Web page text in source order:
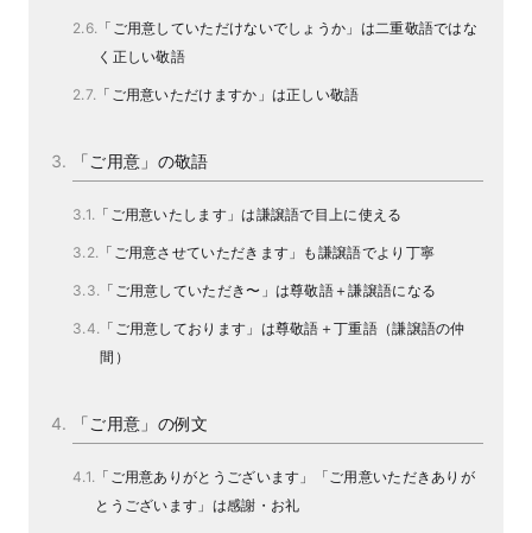
「ご用意していただけないでしょうか」は二重敬語ではな
く正しい敬語
「ご用意いただけますか」は正しい敬語
「ご用意」の敬語
「ご用意いたします」は謙譲語で目上に使える
「ご用意させていただきます」も謙譲語でより丁寧
「ご用意していただき〜」は尊敬語＋謙譲語になる
「ご用意しております」は尊敬語＋丁重語（謙譲語の仲
間）
「ご用意」の例文
「ご用意ありがとうございます」「ご用意いただきありが
とうございます」は感謝・お礼